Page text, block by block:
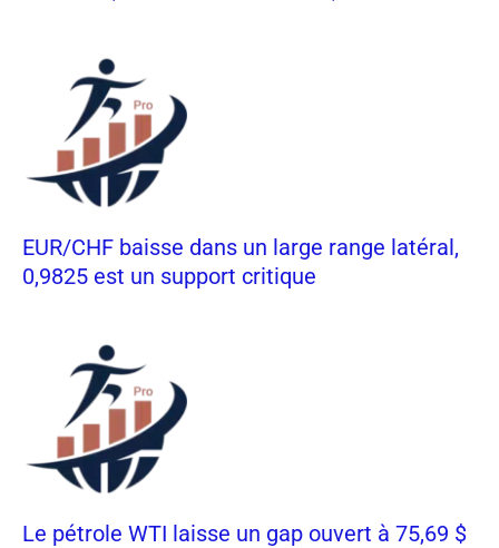
EUR/CHF baisse dans un large range latéral,
0,9825 est un support critique
Le pétrole WTI laisse un gap ouvert à 75,69 $